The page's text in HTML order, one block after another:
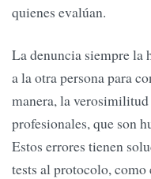
quienes evalúan.
La denuncia siempre la
a la otra persona para
manera, la
profesionales, que son
Estos errores tienen
tests al protocolo,